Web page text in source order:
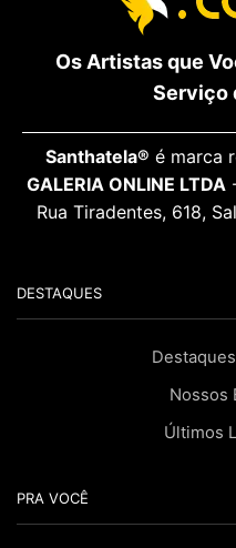
Os Artistas que
Serviço
Santhatela® é marca
GALERIA ONLINE LTDA
Rua Tiradentes, 618,
DESTAQUES
Nossos
Últimos
PRA VOCÊ